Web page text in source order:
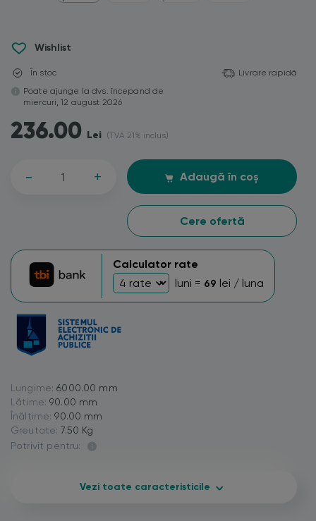
Wishlist
În stoc
Livrare rapidă
Poate ajunge la dvs. începand de
miercuri, 12 august 2026
236.00 Lei (TVA 21% inclus)
- + Adaugă în coș
Cere ofertă
Calculator rate
luni = 69 lei / luna
Lungime: 6000.00 mm
Lătime: 90.00 mm
Înălțime: 90.00 mm
Greutate: 7.50 Kg
Potrivit pentru:
Vezi toate caracteristicile